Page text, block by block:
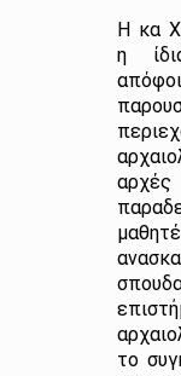
Η κα
η
το